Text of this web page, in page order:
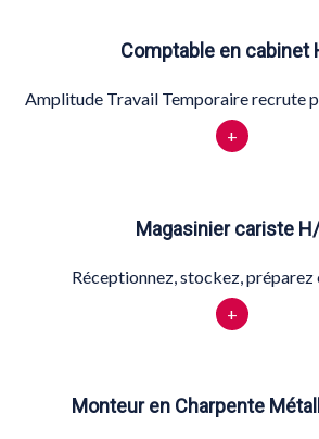
Comptable en cabinet
Amplitude Travail Temporaire recrute
+
Magasinier cariste
Réceptionnez, stockez, préparez
+
Monteur en Charpente